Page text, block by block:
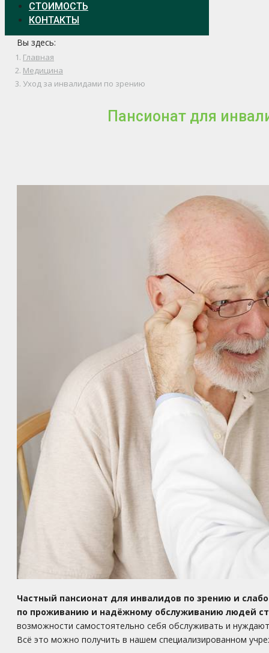
СТОИМОСТЬ
КОНТАКТЫ
Вы здесь:
Главная
Медицина
Уход за инвалидами по зрению
Пансионат для
Частный пансионат для инвалидов по зрению и
по проживанию и надёжному обслуживанию людей
возможности самостоятельно себя обслуживать и
Всё это можно получить в нашем специализированном